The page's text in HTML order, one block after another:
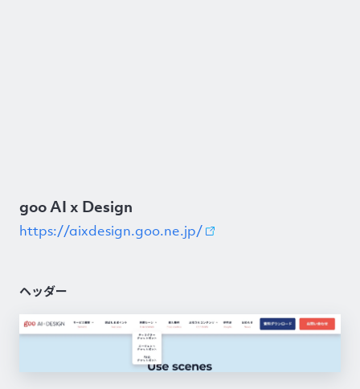
goo AI x Design
https://aixdesign.goo.ne.jp/
ヘッダー